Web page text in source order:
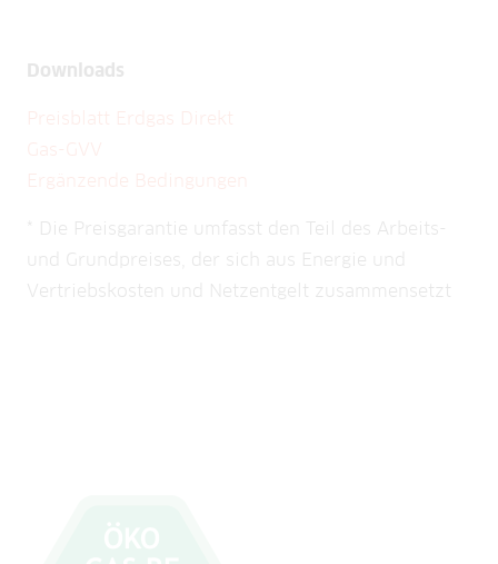
Downloads
Preisblatt Erdgas Direkt
Gas-GVV
Ergänzende Bedingungen
* Die Preisgarantie umfasst den Teil des Arbeits-
und Grundpreises, der sich aus Energie und
Vertriebskosten und Netzentgelt zusammensetzt